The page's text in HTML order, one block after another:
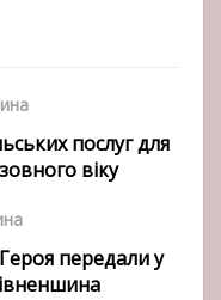
послуг для
віку
передали у